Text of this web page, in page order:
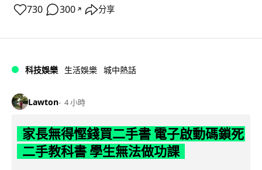
730 300 ↗ 分享
科技娛樂 生活娛樂 城中熱話
Lawton 4 小時
家長無得慳錢買二手書 電子啟動碼鎖死
二手教科書 學生無法做功課